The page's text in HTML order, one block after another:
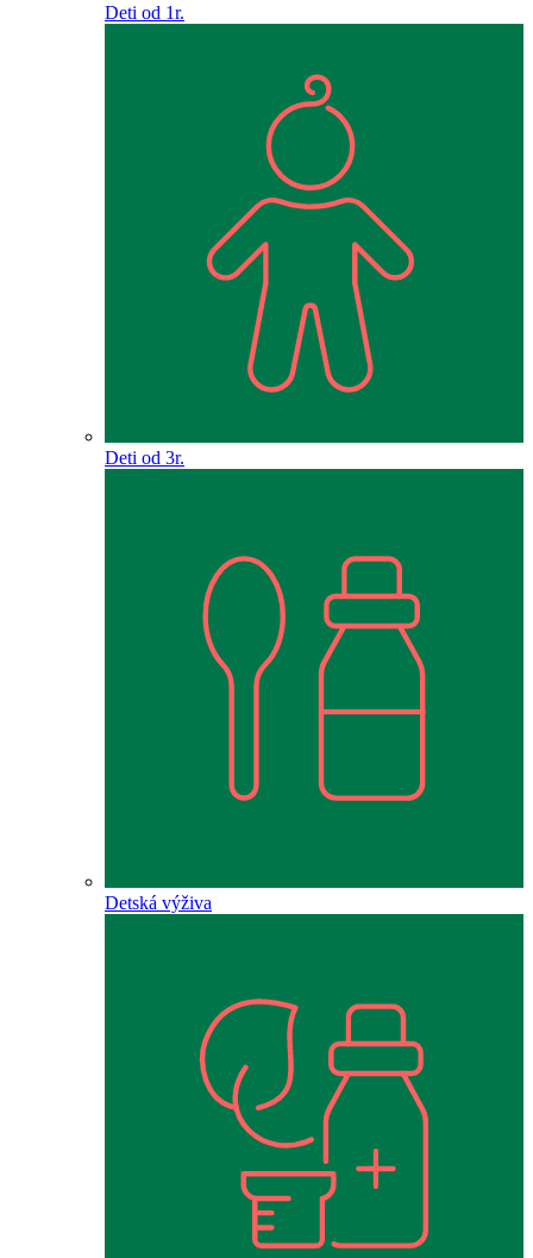
Deti od 1r.
Deti od 3r.
Detská výživa